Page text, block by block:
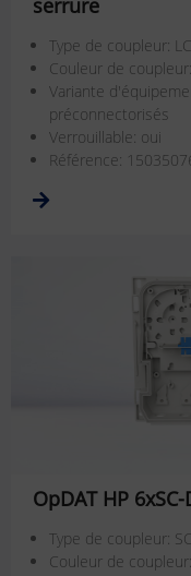
serrure
Type de coupleur:
Couleur de
Variante
préconnectorisés
Verrouillable: oui
Référence:
OpDAT HP
Type de coupleur:
Couleur de